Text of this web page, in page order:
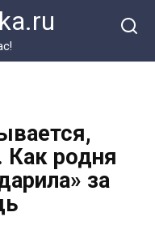
Как родня
за